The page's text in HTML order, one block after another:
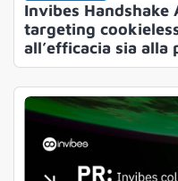
Invibes Handshake
targeting
all’efficacia sia alla